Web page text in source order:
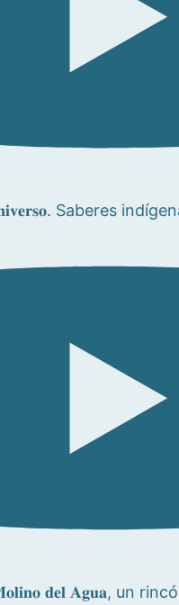
Saberes
𝐝𝐞𝐥 𝐀𝐠𝐮𝐚, un